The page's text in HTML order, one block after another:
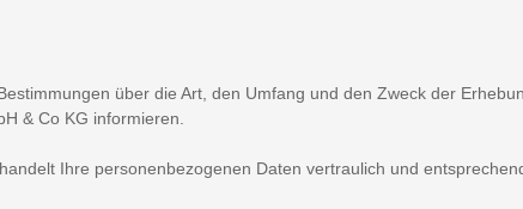
über die Art, den Umfang und den Zweck der
& Co KG informieren.
Ihre personenbezogenen Daten vertraulich und